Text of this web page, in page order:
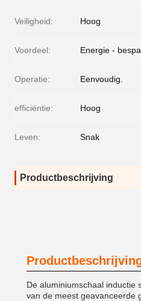
Veiligheid: Hoog
Voordeel: Energie -
Operatie: Eenvoudig.
efficiëntie: Hoog
Leven: Snak
Productbeschrijving
De aluminiumschaal inductie
van de meest geavanceerde